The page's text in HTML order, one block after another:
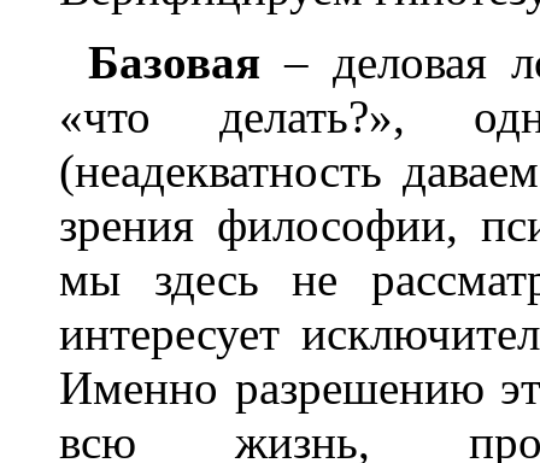
Базовая – деловая
«что делать?»,
(неадекватность
зрения философии,
мы здесь не
интересует
Именно разрешению
всю жизнь,